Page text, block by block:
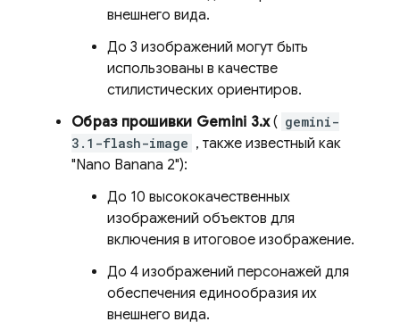
внешнего вида.
До 3 изображений могут быть
использованы в качестве
стилистических ориентиров.
Образ прошивки Gemini 3.x( gemini-
3.1-flash-image , также известный как
"Nano Banana 2"):
До 10 высококачественных
изображений объектов для
включения в итоговое изображение.
До 4 изображений персонажей для
обеспечения единообразия их
внешнего вида.